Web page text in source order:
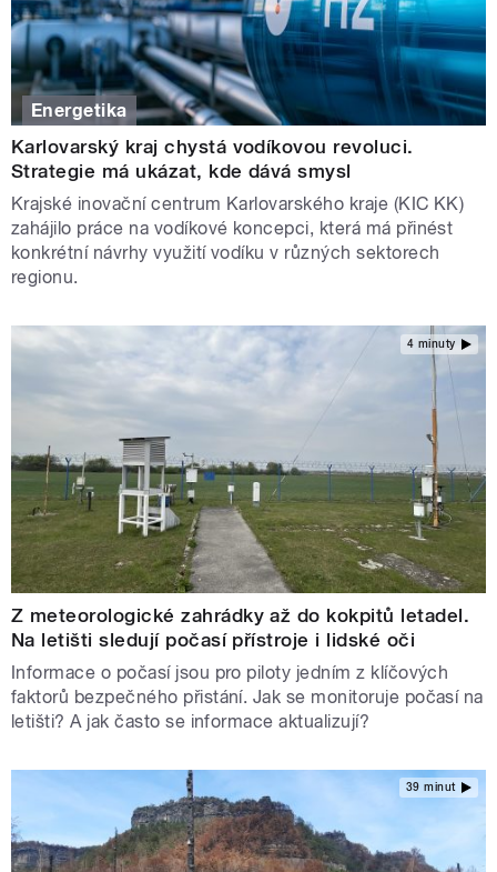
Energetika
Karlovarský kraj chystá vodíkovou revoluci.
Strategie má ukázat, kde dává smysl
Krajské inovační centrum Karlovarského kraje (KIC KK)
zahájilo práce na vodíkové koncepci, která má přinést
konkrétní návrhy využití vodíku v různých sektorech
regionu.
4 minuty
Z meteorologické zahrádky až do kokpitů letadel.
Na letišti sledují počasí přístroje i lidské oči
Informace o počasí jsou pro piloty jedním z klíčových
faktorů bezpečného přistání. Jak se monitoruje počasí na
letišti? A jak často se informace aktualizují?
39 minut